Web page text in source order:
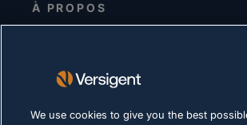
À PROPOS
Equipe de direction
Fournisseurs
We use cookies to give you the best